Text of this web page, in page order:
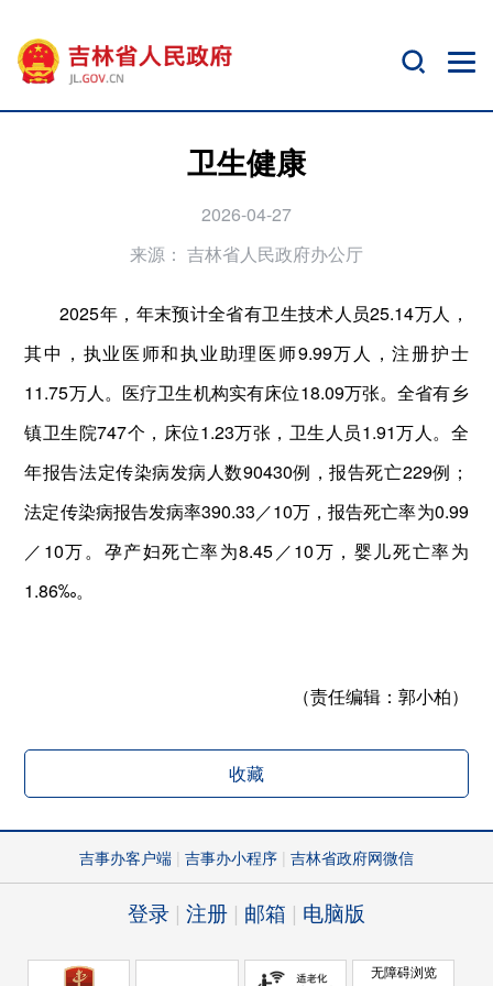
卫生健康
2026-04-27
来源： 吉林省人民政府办公厅
2025年，年末预计全省有卫生技术人员25.14万人，
其中，执业医师和执业助理医师9.99万人，注册护士
11.75万人。医疗卫生机构实有床位18.09万张。全省有乡
镇卫生院747个，床位1.23万张，卫生人员1.91万人。全
年报告法定传染病发病人数90430例，报告死亡229例；
法定传染病报告发病率390.33／10万，报告死亡率为0.99
／10万。孕产妇死亡率为8.45／10万，婴儿死亡率为
1.86‰。
（责任编辑： 郭小柏）
收藏